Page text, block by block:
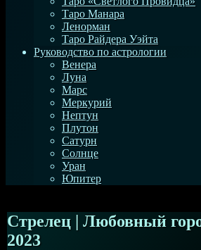
Таро Манара
Ленорман
Таро Райдера Уэйта
Руководство по астрологии
Венера
Луна
Марс
Меркурий
Нептун
Плутон
Сатурн
Солнце
Уран
Юпитер
Стрелец | Любовный
2023